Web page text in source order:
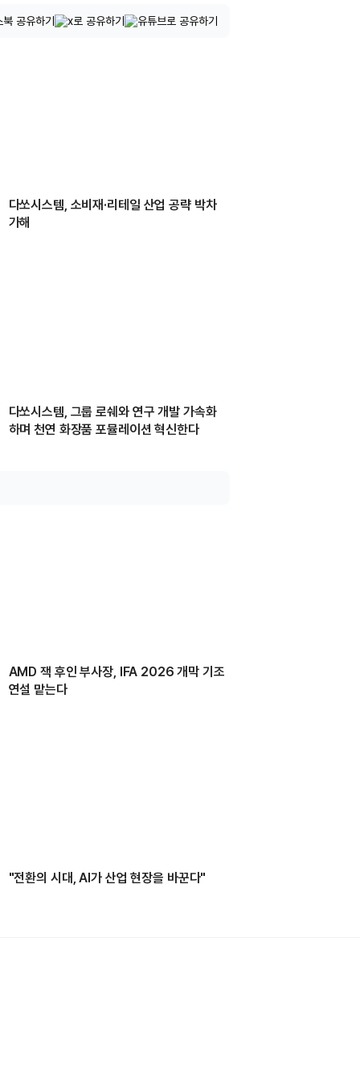
다쏘시스템, 소비재·리테일 산업 공략 박차
가해
다쏘시스템, 그룹 로쉐와 연구 개발 가속화
하며 천연 화장품 포뮬레이션 혁신한다
AMD 잭 후인 부사장, IFA 2026 개막 기조
연설 맡는다
"전환의 시대, AI가 산업 현장을 바꾼다"